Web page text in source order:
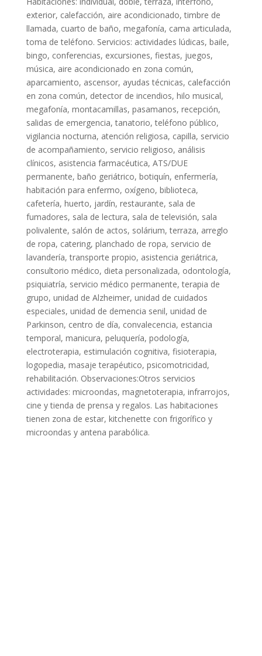
exterior, calefacción, aire acondicionado, timbre de
llamada, cuarto de baño, megafonía, cama articulada,
toma de teléfono. Servicios: actividades lúdicas, baile,
bingo, conferencias, excursiones, fiestas, juegos,
música, aire acondicionado en zona común,
aparcamiento, ascensor, ayudas técnicas, calefacción
en zona común, detector de incendios, hilo musical,
megafonía, montacamillas, pasamanos, recepción,
salidas de emergencia, tanatorio, teléfono público,
vigilancia nocturna, atención religiosa, capilla, servicio
de acompañamiento, servicio religioso, análisis
clínicos, asistencia farmacéutica, ATS/DUE
permanente, baño geriátrico, botiquín, enfermería,
habitación para enfermo, oxígeno, biblioteca,
cafetería, huerto, jardín, restaurante, sala de
fumadores, sala de lectura, sala de televisión, sala
polivalente, salón de actos, solárium, terraza, arreglo
de ropa, catering, planchado de ropa, servicio de
lavandería, transporte propio, asistencia geriátrica,
consultorio médico, dieta personalizada, odontología,
psiquiatría, servicio médico permanente, terapia de
grupo, unidad de Alzheimer, unidad de cuidados
especiales, unidad de demencia senil, unidad de
Parkinson, centro de día, convalecencia, estancia
temporal, manicura, peluquería, podología,
electroterapia, estimulación cognitiva, fisioterapia,
logopedia, masaje terapéutico, psicomotricidad,
rehabilitación. Observaciones:Otros servicios
actividades: microondas, magnetoterapia, infrarrojos,
cine y tienda de prensa y regalos. Las habitaciones
tienen zona de estar, kitchenette con frigorífico y
microondas y antena parabólica.